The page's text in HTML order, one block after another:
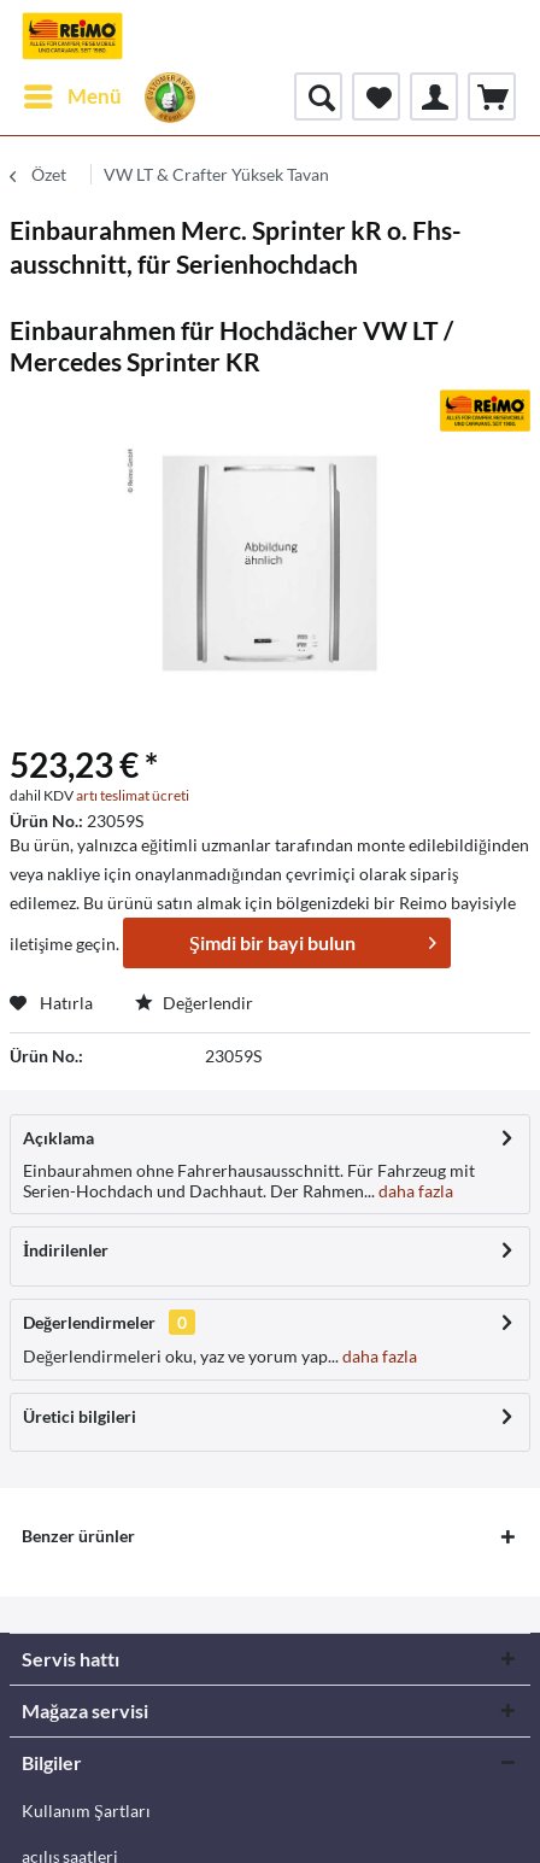
Menü
Özet VW LT & Crafter Yüksek Tavan
Einbaurahmen Merc. Sprinter kR o. Fhs-
ausschnitt, für Serienhochdach
Einbaurahmen für Hochdächer VW LT /
Mercedes Sprinter KR
523,23 € *
dahil KDVartı teslimat ücreti
Ürün No.: 23059S
Bu ürün, yalnızca eğitimli uzmanlar tarafından monte edilebildiğinden
veya nakliye için onaylanmadığından çevrimiçi olarak sipariş
edilemez. Bu ürünü satın almak için bölgenizdeki bir Reimo bayisiyle
iletişime geçin.
Şimdi bir bayi bulun
Hatırla Değerlendir
Ürün No.: 23059S
Açıklama
Einbaurahmen ohne Fahrerhausausschnitt. Für Fahrzeug mit
Serien-Hochdach und Dachhaut. Der Rahmen...daha fazla
İndirilenler
Değerlendirmeler
0
Değerlendirmeleri oku, yaz ve yorum yap...daha fazla
Üretici bilgileri
Benzer ürünler
Servis hattı
Mağaza servisi
Bilgiler
Kullanım Şartları
açılış saatleri